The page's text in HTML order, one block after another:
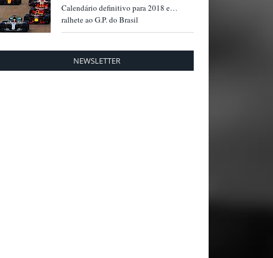
Calendário definitivo para 2018 e…
ralhete ao G.P. do Brasil
NEWSLETTER